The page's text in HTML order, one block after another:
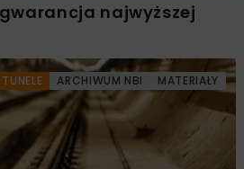
najwyższej
TUNELE ARCHIWUM NBI MATERIAŁY